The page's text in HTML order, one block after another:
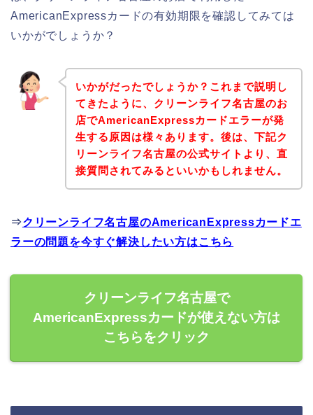
AmericanExpressカードの有効期限を確認してみては
いかがでしょうか？
いかがだったでしょうか？これまで説明し
てきたように、クリーンライフ名古屋のお
店でAmericanExpressカードエラーが発
生する原因は様々あります。後は、下記ク
リーンライフ名古屋の公式サイトより、直
接質問されてみるといいかもしれません。
⇒クリーンライフ名古屋のAmericanExpressカードエ
ラーの問題を今すぐ解決したい方はこちら
クリーンライフ名古屋で
AmericanExpressカードが使えない方は
こちらをクリック